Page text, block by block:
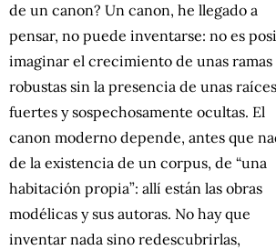
de un canon? Un canon, he llegado a
pensar, no puede inventarse: no es
imaginar el crecimiento de unas ramas
robustas sin la presencia de unas raíces
fuertes y sospechosamente ocultas. El
canon moderno depende, antes que
de la existencia de un corpus, de “una
habitación propia”: allí están las obras
modélicas y sus autoras. No hay que
inventar nada sino redescubrirlas,